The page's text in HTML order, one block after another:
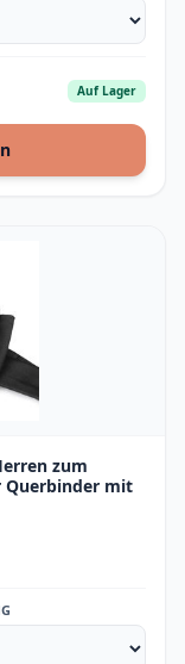
Auf Lager
zum
Querbinder mit